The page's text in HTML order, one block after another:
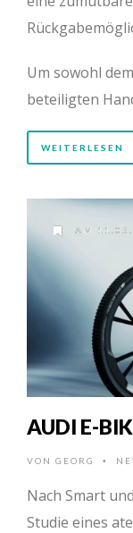
Um sowohl
beteiligten
WEITERLESEN
AM
AUDI E-
VON GEORG •
Nach Smart
Studie eines